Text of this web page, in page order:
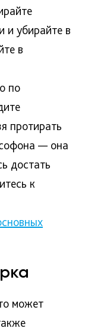
и убирайте в
в
по
протирать
— она
достать
к
может